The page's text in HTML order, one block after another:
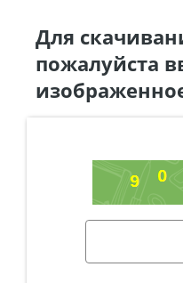
Для
пожалуйста